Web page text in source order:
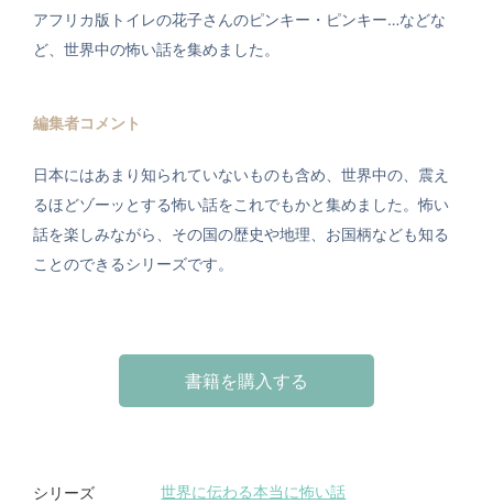
アフリカ版トイレの花子さんのピンキー・ピンキー…などな
ど、世界中の怖い話を集めました。
編集者コメント
日本にはあまり知られていないものも含め、世界中の、震え
るほどゾーッとする怖い話をこれでもかと集めました。怖い
話を楽しみながら、その国の歴史や地理、お国柄なども知る
ことのできるシリーズです。
書籍を購入する
シリーズ 世界に伝わる本当に怖い話